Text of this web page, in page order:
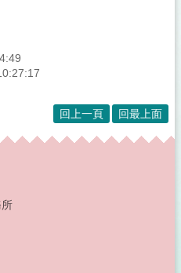
回上一頁 回最上面